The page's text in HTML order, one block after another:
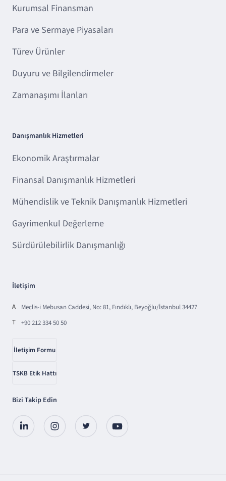
Kurumsal Finansman
Para ve Sermaye Piyasaları
Türev Ürünler
Duyuru ve Bilgilendirmeler
Zamanaşımı İlanları
Danışmanlık Hizmetleri
Ekonomik Araştırmalar
Finansal Danışmanlık Hizmetleri
Mühendislik ve Teknik Danışmanlık Hizmetleri
Gayrimenkul Değerleme
Sürdürülebilirlik Danışmanlığı
İletişim
A
Meclis-i Mebusan Caddesi, No: 81, Fındıklı, Beyoğlu/İstanbul 34427
T
+90 212 334 50 50
İletişim Formu
TSKB Etik Hattı
Bizi Takip Edin